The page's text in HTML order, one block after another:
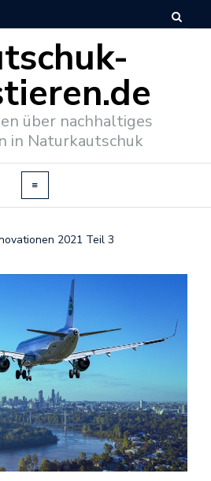
über nachhaltiges
in Naturkautschuk
2021 Teil 3